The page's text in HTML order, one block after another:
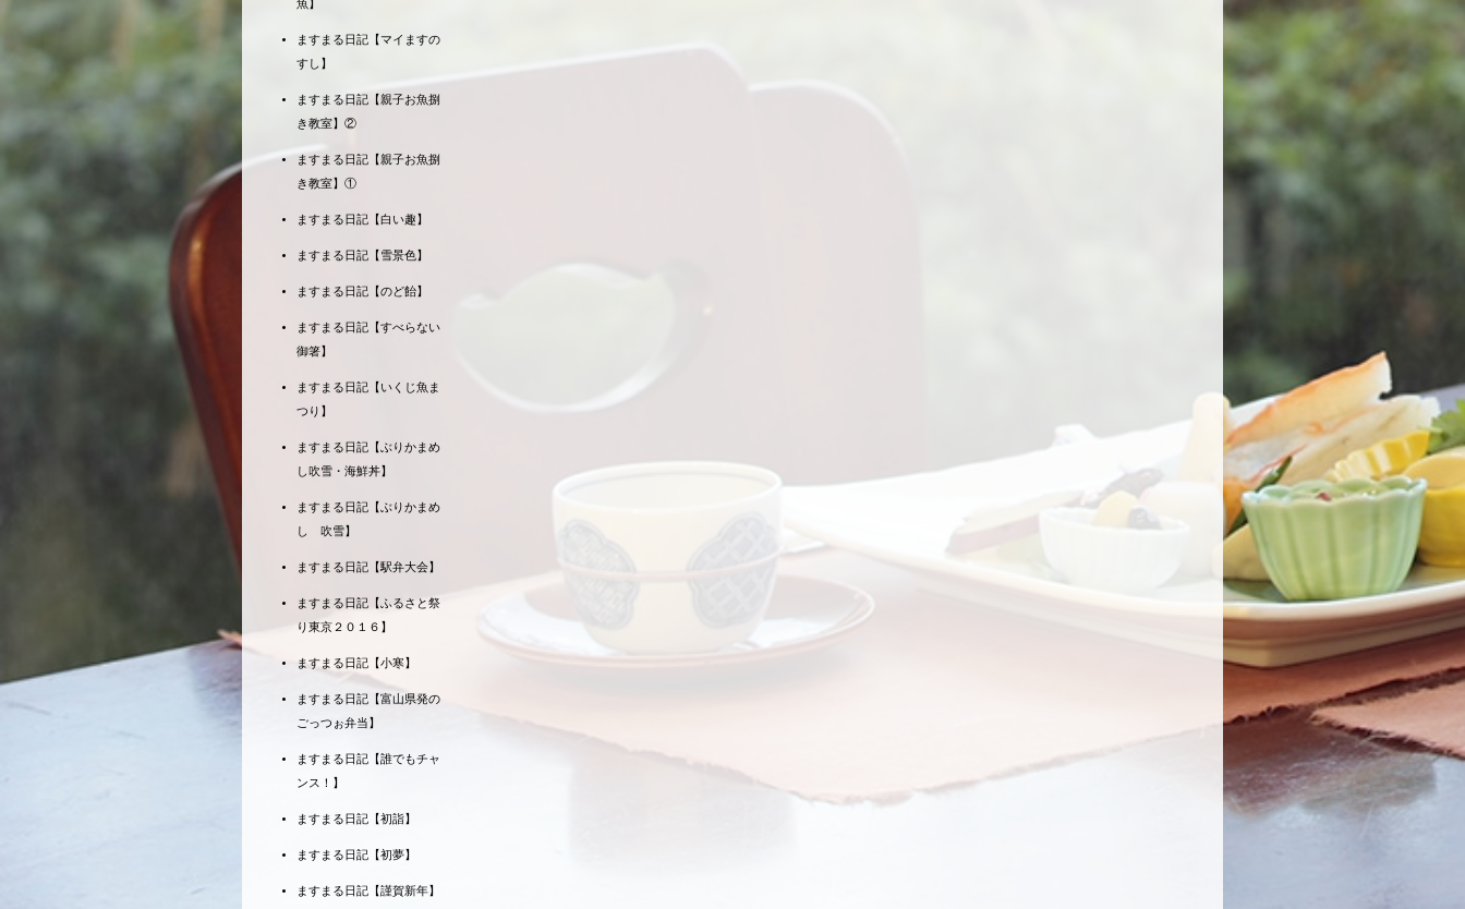
魚】
ますまる日記【マイますの
すし】
ますまる日記【親子お魚捌
き教室】②
ますまる日記【親子お魚捌
き教室】①
ますまる日記【白い趣】
ますまる日記【雪景色】
ますまる日記【のど飴】
ますまる日記【すべらない
御箸】
ますまる日記【いくじ魚ま
つり】
ますまる日記【ぶりかまめ
し吹雪・海鮮丼】
ますまる日記【ぶりかまめ
し 吹雪】
ますまる日記【駅弁大会】
ますまる日記【ふるさと祭
り東京２０１６】
ますまる日記【小寒】
ますまる日記【富山県発の
ごっつぉ弁当】
ますまる日記【誰でもチャ
ンス！】
ますまる日記【初詣】
ますまる日記【初夢】
ますまる日記【謹賀新年】